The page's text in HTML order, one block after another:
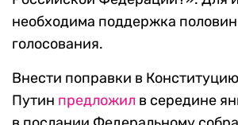
необходима поддержка
голосования.
Внести поправки в
Путин предложил в середине